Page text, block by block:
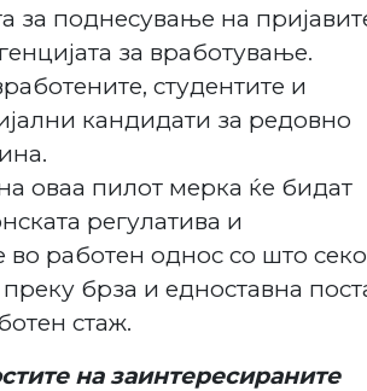
поднесување на
за вработување.
студентите и
кандидати за редовно
оваа пилот мерка ќе бидат
регулатива и
работен однос со што
брза и едноставна
стаж.
на заинтересираните